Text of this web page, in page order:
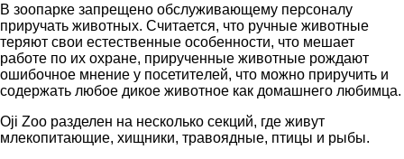
В зоопарке запрещено обслуживающему персоналу
приручать животных. Считается, что ручные животные
теряют свои естественные особенности, что мешает
работе по их охране, прирученные животные рождают
ошибочное мнение у посетителей, что можно приручить и
содержать любое дикое животное как домашнего любимца.
Oji Zoo разделен на несколько секций, где живут
млекопитающие, хищники, травоядные, птицы и рыбы.